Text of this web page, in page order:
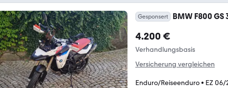
Gesponsert BMW F800
4.200 €
Verhandlungsbasis
Versicherung vergleichen
Enduro/Reiseenduro• EZ 06/